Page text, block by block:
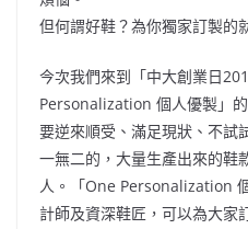
但何謂好鞋？為你獨家訂製的
今次我們來到「中大創業日
Personalization 個人優製」
要逆來順受、滿足現狀、不試
一無二的，大量生產出來的鞋
人。「One Personalization
計師及資深鞋匠，可以為大家